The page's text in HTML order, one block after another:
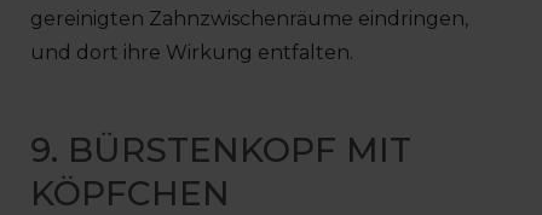
gereinigten Zahnzwischenräume eindringen,
und dort ihre Wirkung entfalten.
9. BÜRSTENKOPF MIT
KÖPFCHEN